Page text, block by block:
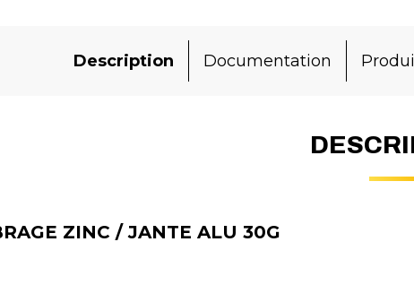
Description Documentation
ZINC / JANTE ALU 30G